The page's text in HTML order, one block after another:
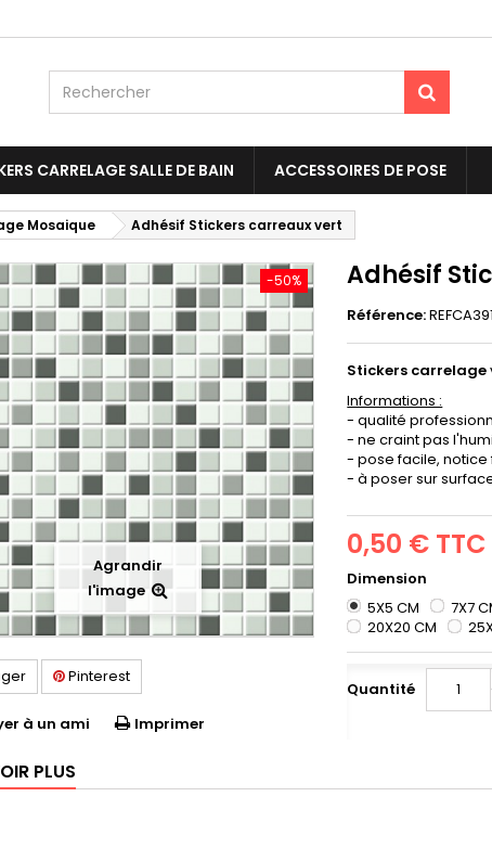
CARRELAGE SALLE DE BAIN ACCESSOIRES DE POSE
Mosaique Adhésif Stickers carreaux vert
-50%
Agrandir
l'image
Pinterest
à un ami Imprimer
Adhésif
Référence:REFCA391
Stickers carrelage
Informations :
- qualité
- ne craint pas
- pose facile, notice
- à poser sur
0,50 € TTC
Dimension
5X5 CM
7X7
20X20 CM
Quantité
PLUS